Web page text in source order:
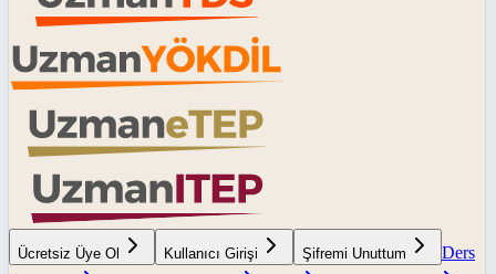
Ücretsiz Üye Ol Kullanıcı Girişi Şifremi Unuttum
Ders